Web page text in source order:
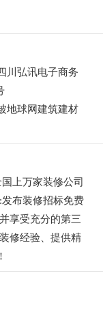
川弘讯电子商务
地球网建筑建材
上万家装修公司
布装修招标免费
享受充分的第三
修经验、提供精